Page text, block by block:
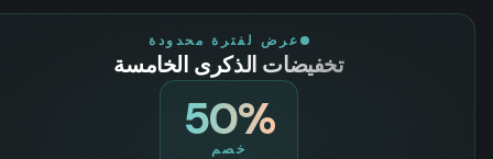
50%
خصم
عرض لفترة محدودة
تخفيضات الذكرى الخامسة